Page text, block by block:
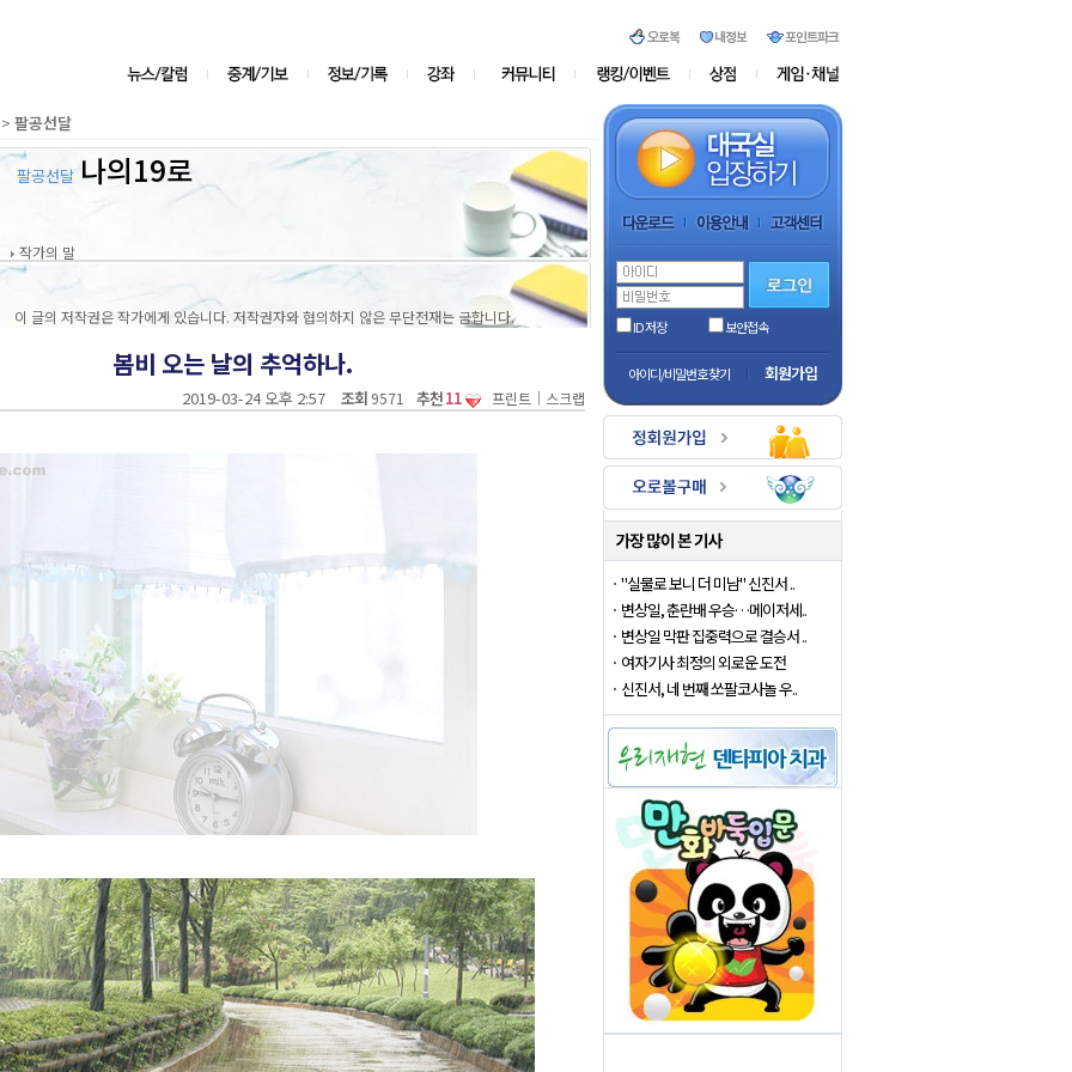
팔공선달
팔공선달 나의19로
작가의 말
이 글의 저작권은 작가에게 있습니다. 저작권자와 협의하지 않은 무단전재는 금합니다.
봄비 오는 날의 추억하나.
2019-03-24 오후 2:57 조회 9571 추천11 프린트 ｜ 스크랩
ID 저장 보안접속
아이디/비밀번호 찾기 회원가입
"실물로 보니 더 미남" 신진서 ..
변상일, 춘란배 우승…메이저세..
변상일 막판 집중력으로 결승서 ..
여자기사 최정의 외로운 도전
신진서, 네 번째 쏘팔코사놀 우..